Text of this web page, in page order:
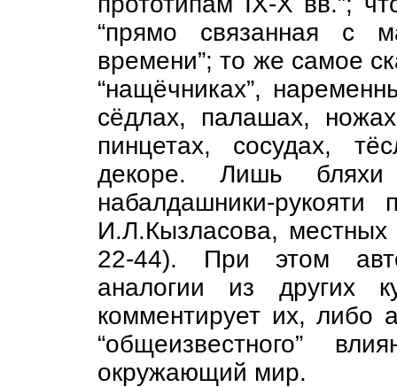
“прямо связанная с
времени”; то же самое
“нащёчниках”,
сёдлах, палашах,
пинцетах, сосудах,
декоре. Лишь
набалдашники-
И.Л.Кызласова,
22-44). При этом
аналогии из других
комментирует их, либо
“общеизвестного”
окружающий мир.